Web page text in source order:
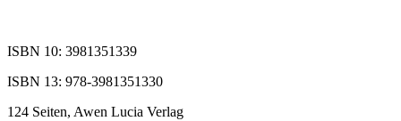
ISBN 10: 3981351339
ISBN 13: 978-3981351330
124 Seiten, Awen Lucia Verlag